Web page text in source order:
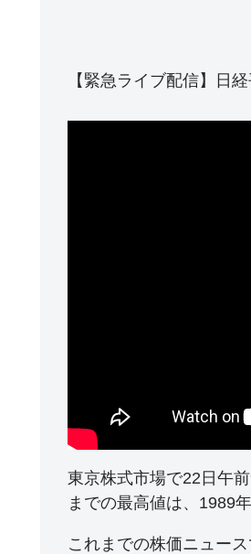
【緊急ライブ配信】日
東京株式市場で22日午
までの最高値は、1989
これまでの株価ニュー